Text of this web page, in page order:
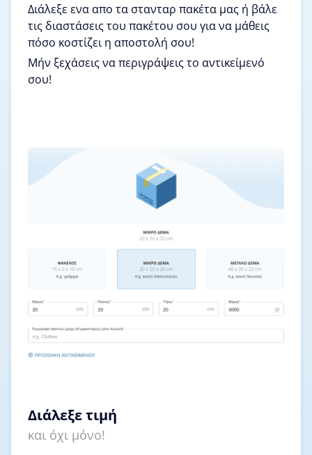
Διάλεξε ενα απο τα στανταρ πακέτα μας ή βάλε
τις διαστάσεις του πακέτου σου για να μάθεις
πόσο κοστίζει η αποστολή σου!
Μήν ξεχάσεις να περιγράψεις το αντικείμενό
σου!
Διάλεξε τιμή
και όχι μόνο!